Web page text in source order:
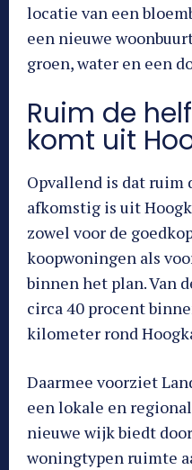
locatie van een
een nieuwe
groen, water en een
Ruim de
komt uit
Opvallend is dat ruim
afkomstig is uit
zowel voor de
koopwoningen als
binnen het plan. Van
circa 40 procent
kilometer rond
Daarmee voorziet
een lokale en
nieuwe wijk biedt
woningtypen ruimte